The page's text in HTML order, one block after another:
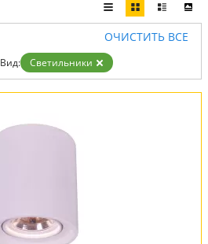
ОЧИСТИТЬ ВСЕ
Вид: Светильники